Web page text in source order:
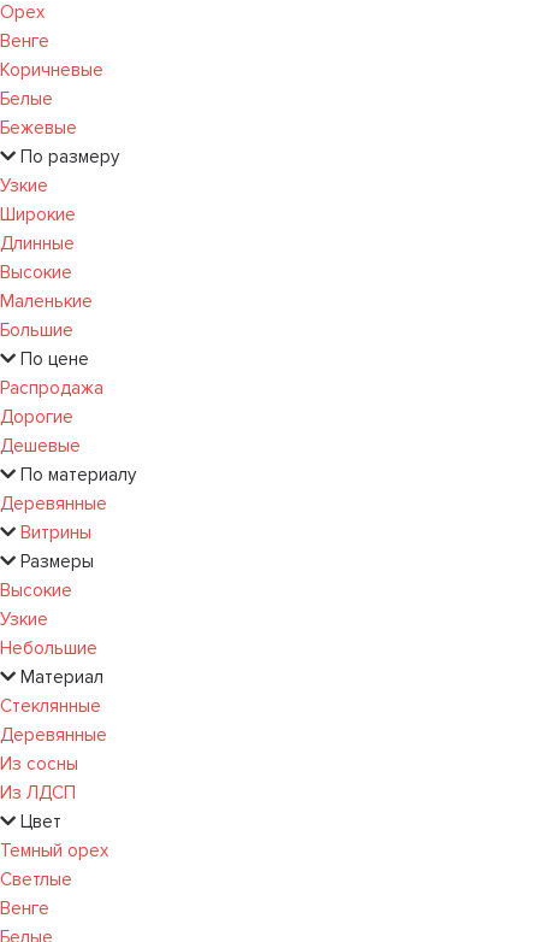
Орех
Венге
Коричневые
Белые
Бежевые
По размеру
Узкие
Широкие
Длинные
Высокие
Маленькие
Большие
По цене
Распродажа
Дорогие
Дешевые
По материалу
Деревянные
Витрины
Размеры
Высокие
Узкие
Небольшие
Материал
Стеклянные
Деревянные
Из сосны
Из ЛДСП
Цвет
Темный орех
Светлые
Венге
Белые